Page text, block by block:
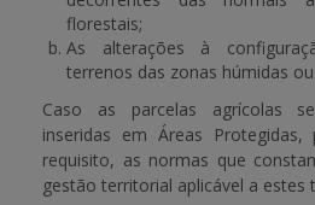
florestais;
As alterações à
terrenos das zonas húmidas
Caso as parcelas agrícolas
inseridas em Áreas Protegidas,
requisito, as normas que
gestão territorial aplicável a estes